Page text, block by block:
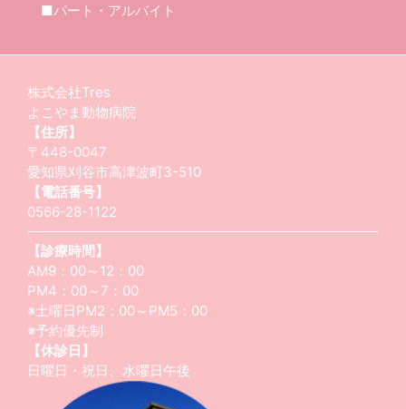
■パート・アルバイト
株式会社Tres
よこやま動物病院
【住所】
〒448-0047
愛知県刈谷市高津波町3-510
【電話番号】
0566-28-1122
【診療時間】
AM9：00～12：00
PM4：00～7：00
※土曜日PM2：00～PM5：00
※予約優先制
【休診日】
日曜日・祝日、水曜日午後